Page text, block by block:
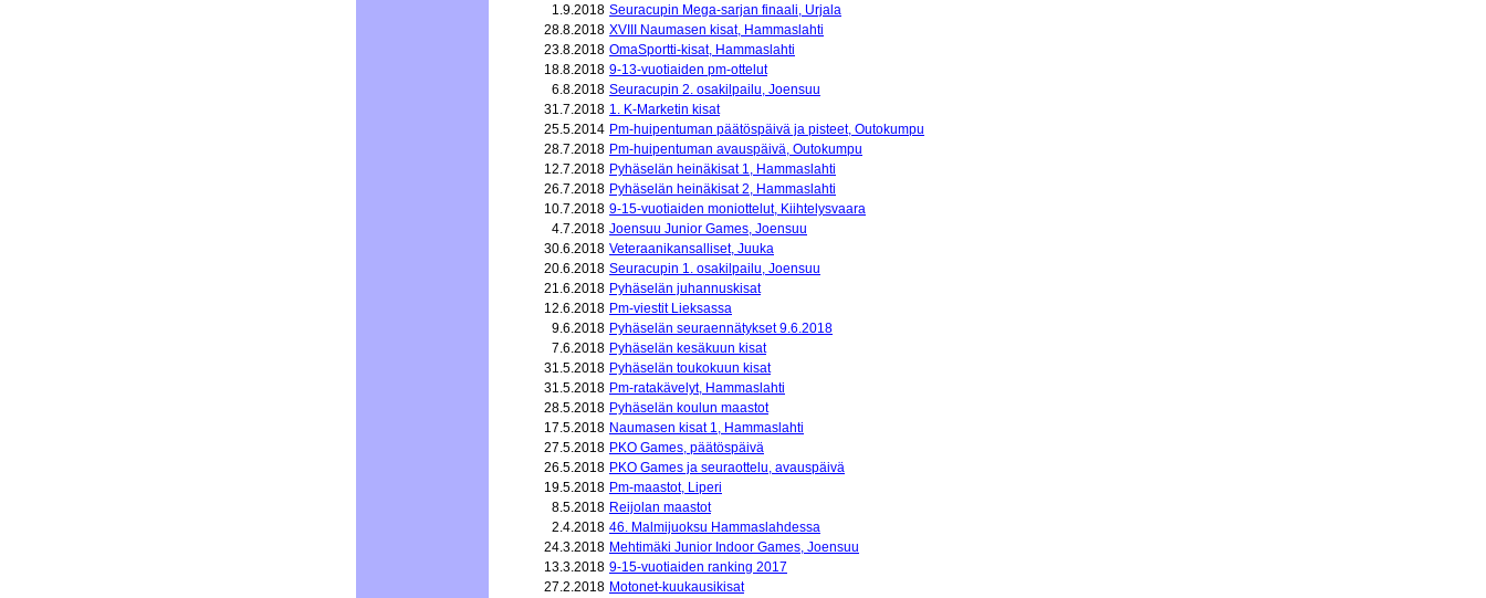
1.9.2018 Seuracupin Mega-sarjan finaali, Urjala
28.8.2018 XVIII Naumasen kisat, Hammaslahti
23.8.2018 OmaSportti-kisat, Hammaslahti
18.8.2018 9-13-vuotiaiden pm-ottelut
6.8.2018 Seuracupin 2. osakilpailu, Joensuu
31.7.2018 1. K-Marketin kisat
25.5.2014 Pm-huipentuman päätöspäivä ja pisteet, Outokumpu
28.7.2018 Pm-huipentuman avauspäivä, Outokumpu
12.7.2018 Pyhäselän heinäkisat 1, Hammaslahti
26.7.2018 Pyhäselän heinäkisat 2, Hammaslahti
10.7.2018 9-15-vuotiaiden moniottelut, Kiihtelysvaara
4.7.2018 Joensuu Junior Games, Joensuu
30.6.2018 Veteraanikansalliset, Juuka
20.6.2018 Seuracupin 1. osakilpailu, Joensuu
21.6.2018 Pyhäselän juhannuskisat
12.6.2018 Pm-viestit Lieksassa
9.6.2018 Pyhäselän seuraennätykset 9.6.2018
7.6.2018 Pyhäselän kesäkuun kisat
31.5.2018 Pyhäselän toukokuun kisat
31.5.2018 Pm-ratakävelyt, Hammaslahti
28.5.2018 Pyhäselän koulun maastot
17.5.2018 Naumasen kisat 1, Hammaslahti
27.5.2018 PKO Games, päätöspäivä
26.5.2018 PKO Games ja seuraottelu, avauspäivä
19.5.2018 Pm-maastot, Liperi
8.5.2018 Reijolan maastot
2.4.2018 46. Malmijuoksu Hammaslahdessa
24.3.2018 Mehtimäki Junior Indoor Games, Joensuu
13.3.2018 9-15-vuotiaiden ranking 2017
27.2.2018 Motonet-kuukausikisat